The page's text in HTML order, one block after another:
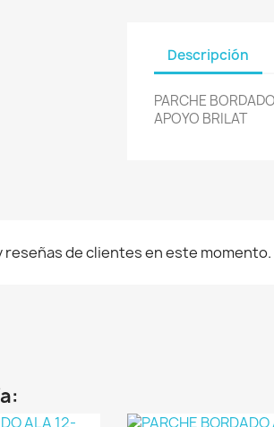
Descripción
PARCHE
APOYO BRILAT
reseñas de clientes en este momento.